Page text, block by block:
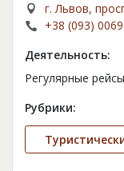
г. Львов,
+38 (093)
Деятельность:
Регулярные
Рубрики: